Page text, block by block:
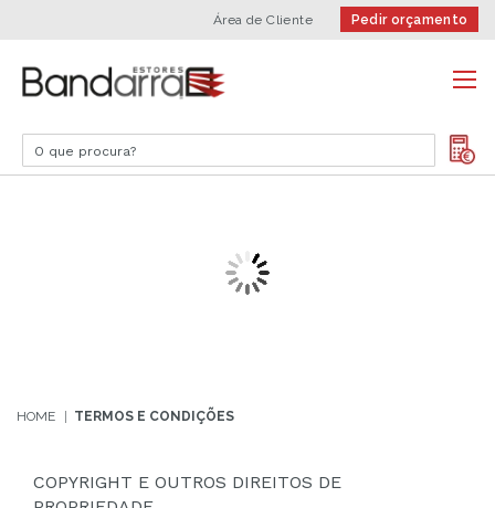
Área de Cliente Pedir orçamento
Termos e Condições
HOME TERMOS E CONDIÇÕES
COPYRIGHT E OUTROS DIREITOS DE